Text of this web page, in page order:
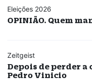
Eleições 2026
OPINIÃO. Quem
Zeitgeist
Depois de perder
Pedro Vinicio